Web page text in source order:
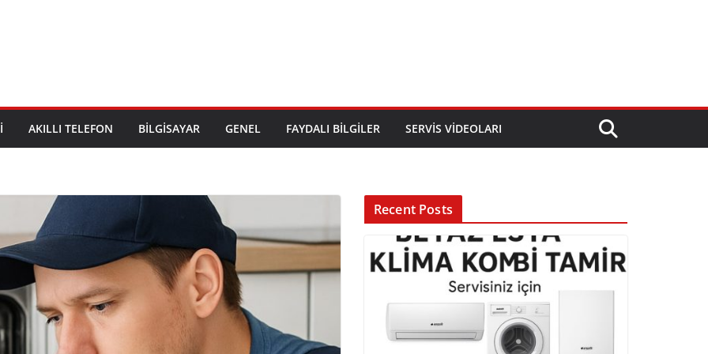
AKILLI TELEFON BILGISAYAR GENEL FAYDALI BILGILER SERVIS VIDEOLARI
Recent Posts